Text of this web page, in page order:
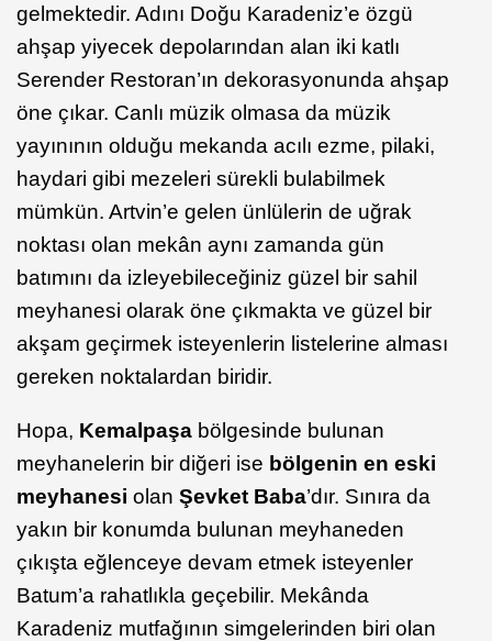
gelmektedir. Adını Doğu Karadeniz’e özgü
ahşap yiyecek depolarından alan iki katlı
Serender Restoran’ın dekorasyonunda ahşap
öne çıkar. Canlı müzik olmasa da müzik
yayınının olduğu mekanda acılı ezme, pilaki,
haydari gibi mezeleri sürekli bulabilmek
mümkün. Artvin’e gelen ünlülerin de uğrak
noktası olan mekân aynı zamanda gün
batımını da izleyebileceğiniz güzel bir sahil
meyhanesi olarak öne çıkmakta ve güzel bir
akşam geçirmek isteyenlerin listelerine alması
gereken noktalardan biridir.
Hopa, Kemalpaşa bölgesinde bulunan
meyhanelerin bir diğeri ise bölgenin en eski
meyhanesi olan Şevket Baba’dır. Sınıra da
yakın bir konumda bulunan meyhaneden
çıkışta eğlenceye devam etmek isteyenler
Batum’a rahatlıkla geçebilir. Mekânda
Karadeniz mutfağının simgelerinden biri olan